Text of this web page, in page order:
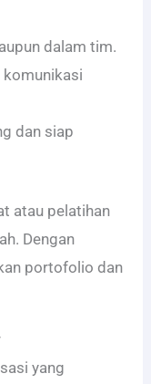
dalam tim.
dan siap
atau pelatihan
Dengan
portofolio dan
yang